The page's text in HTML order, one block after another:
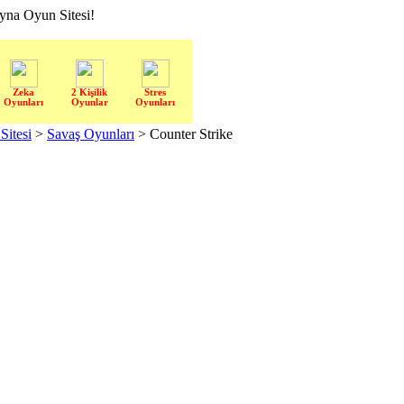
Oyun Sitesi!
Zeka
Oyunları
2 Kişilik
Oyunlar
Stres
Oyunları
> Savaş Oyunları > Counter Strike